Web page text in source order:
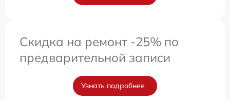
Скидка на ремонт -25% по
предварительной записи
Узнать подробнее